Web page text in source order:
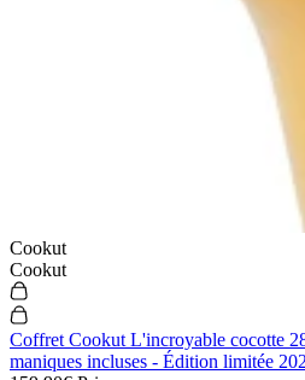
Cookut
Cookut
Coffret Cookut L'incroyable cocotte
maniques incluses - Édition limitée